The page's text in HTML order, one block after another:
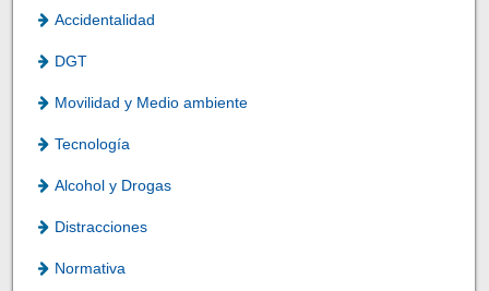
Accidentalidad
DGT
Movilidad y Medio ambiente
Tecnología
Alcohol y Drogas
Distracciones
Normativa